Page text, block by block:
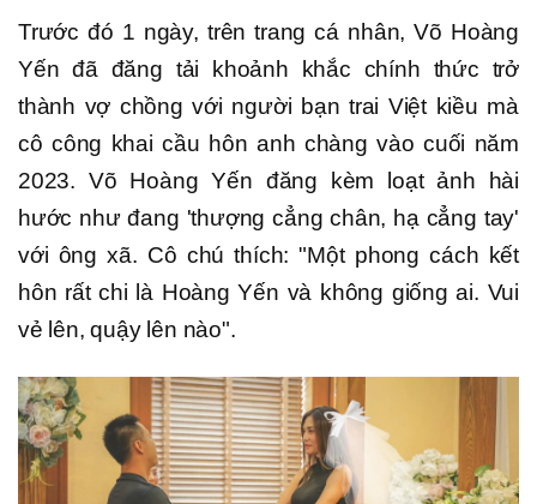
Trước đó 1 ngày, trên trang cá nhân, Võ Hoàng
Yến đã đăng tải khoảnh khắc chính thức trở
thành vợ chồng với người bạn trai Việt kiều mà
cô công khai cầu hôn anh chàng vào cuối năm
2023. Võ Hoàng Yến đăng kèm loạt ảnh hài
hước như đang 'thượng cẳng chân, hạ cẳng tay'
với ông xã. Cô chú thích: "Một phong cách kết
hôn rất chi là Hoàng Yến và không giống ai. Vui
vẻ lên, quậy lên nào".